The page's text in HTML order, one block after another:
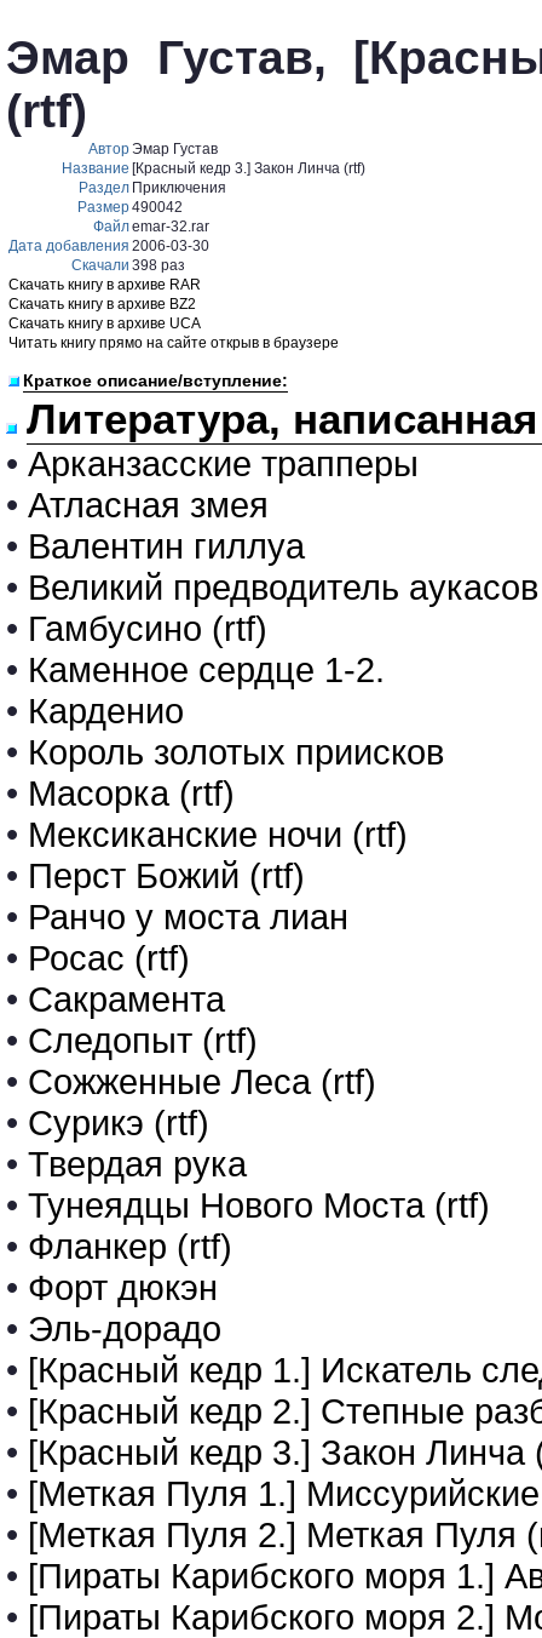
Эмар Густав,
(rtf)
АвторЭмар Густав
Название [Красный кедр 3.] Закон Линча (rtf)
Раздел Приключения
Размер490042
Файлemar-32.rar
Дата добавления 2006-03-30
Скачали 398 раз
Скачать книгу в архиве RAR
Скачать книгу в архиве BZ2
Скачать книгу в архиве UCA
Читать книгу прямо на сайте открыв в браузере
Краткое описание/вступление:
Литература,
• Арканзасские трапперы
• Атласная змея
• Валентин гиллуа
• Великий предводитель аукасов
• Гамбусино (rtf)
• Каменное сердце 1-2.
• Карденио
• Король золотых приисков
• Масорка (rtf)
• Мексиканские ночи (rtf)
• Перст Божий (rtf)
• Ранчо у моста лиан
• Росас (rtf)
• Сакрамента
• Следопыт (rtf)
• Сожженные Леса (rtf)
• Сурикэ (rtf)
• Твердая рука
• Тунеядцы Нового Моста (rtf)
• Фланкер (rtf)
• Форт дюкэн
• Эль-дорадо
• [Красный кедр 1.] Искатель
• [Красный кедр 2.] Степные
• [Красный кедр 3.] Закон Линча
• [Меткая Пуля 1.]
• [Меткая Пуля 2.] Меткая Пуля
• [Пираты Карибского моря 1.]
• [Пираты Карибского моря 2.]